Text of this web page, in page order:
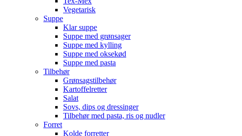
Vegetarisk
Suppe
Klar suppe
Suppe med grønsager
Suppe med kylling
Suppe med oksekød
Suppe med pasta
Tilbehør
Grønsagstilbehør
Kartoffelretter
Salat
Sovs, dips og dressinger
Tilbehør med pasta, ris og nudler
Forret
Kolde forretter